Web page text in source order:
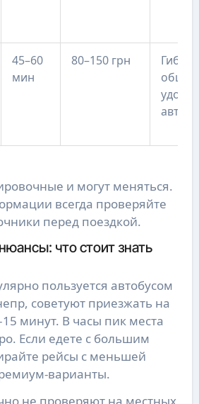
45–60
мин
80–150 грн
и могут меняться.
всегда проверяйте
перед поездкой.
что стоит знать
пользуется автобусом
советуют приезжать на
минут. В часы пик места
Если едете с большим
рейсы с меньшей
варианты.